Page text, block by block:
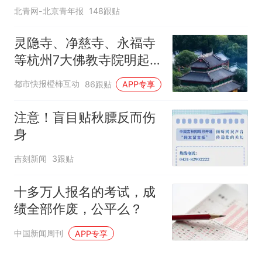
北青网-北京青年报 148跟贴
灵隐寺、净慈寺、永福寺
等杭州7大佛教寺院明起
临时关闭，别跑空了
都市快报橙柿互动 86跟贴 APP专享
注意！盲目贴秋膘反而伤
身
吉刻新闻 3跟贴
十多万人报名的考试，成
绩全部作废，公平么？
中国新闻周刊 APP专享